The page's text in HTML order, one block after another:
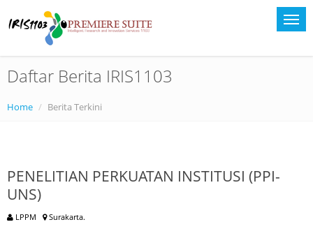
Daftar Berita IRIS1103
Home Berita Terkini
PENELITIAN PERKUATAN INSTITUSI (PPI-
UNS)
LPPM Surakarta.